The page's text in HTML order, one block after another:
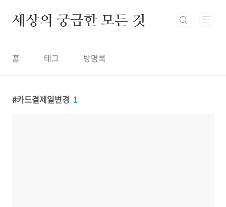
세상의 궁금한 모든 것
홈 태그 방명록
카드결제일변경 1